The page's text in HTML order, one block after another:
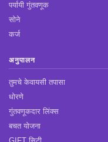
पर्यायी गुंतवणूक
सोने
कर्ज
अनुपालन
तुमचे केवायसी तपासा
धोरणे
गुंतवणूकदार लिंक्स
बचत योजना